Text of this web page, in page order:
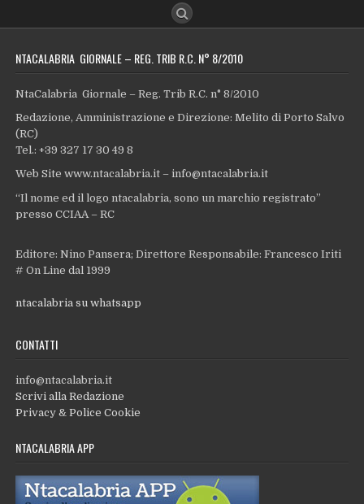
NTACALABRIA GIORNALE – REG. TRIB R.C. N° 8/2010
NtaCalabria Giornale – Reg. Trib R.C. n° 8/2010
Redazione, Amministrazione e Direzione: Melito di Porto Salvo
(RC)
Tel.: +39 327 17 30 49 8
Web Site www.ntacalabria.it – info@ntacalabria.it
“Il nome ed il logo ntacalabria, sono un marchio registrato”
presso CCIAA – RC
Editore: Nino Pansera; Direttore Responsabile: Francesco Iriti
# On Line dal 1999
ntacalabria su whatsapp
CONTATTI
info@ntacalabria.it
Scrivi alla Redazione
Privacy & Police Cookie
NTACALABRIA APP